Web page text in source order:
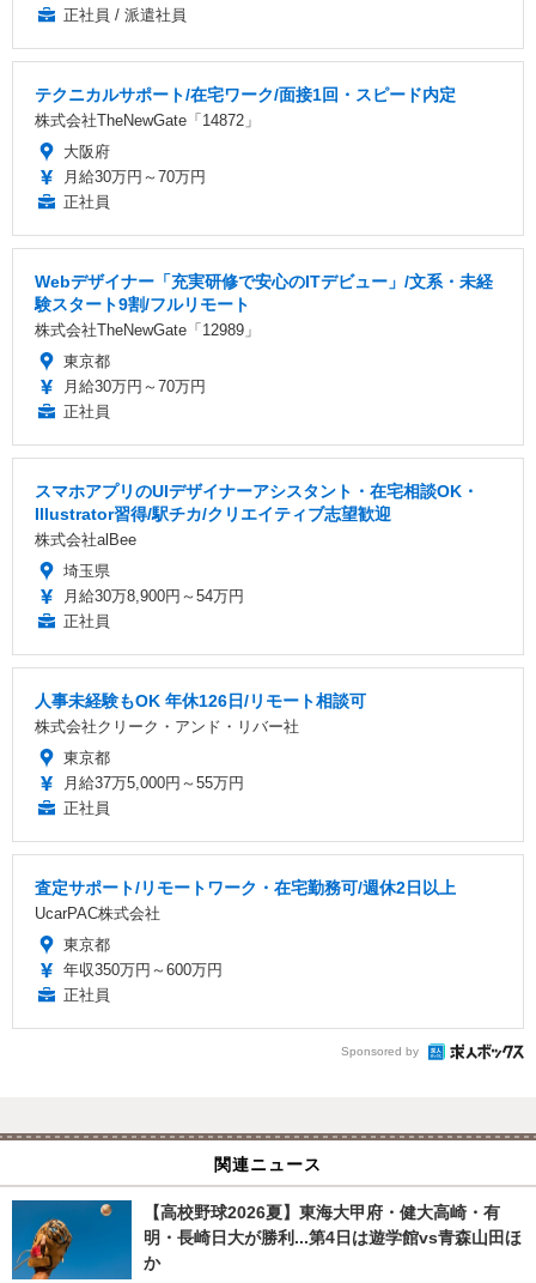
正社員 / 派遣社員
テクニカルサポート/在宅ワーク/面接1回・スピード内定
株式会社TheNewGate「14872」
大阪府
月給30万円～70万円
正社員
Webデザイナー「充実研修で安心のITデビュー」/文系・未経
験スタート9割/フルリモート
株式会社TheNewGate「12989」
東京都
月給30万円～70万円
正社員
スマホアプリのUIデザイナーアシスタント・在宅相談OK・
Illustrator習得/駅チカ/クリエイティブ志望歓迎
株式会社alBee
埼玉県
月給30万8,900円～54万円
正社員
人事未経験もOK 年休126日/リモート相談可
株式会社クリーク・アンド・リバー社
東京都
月給37万5,000円～55万円
正社員
査定サポート/リモートワーク・在宅勤務可/週休2日以上
UcarPAC株式会社
東京都
年収350万円～600万円
正社員
Sponsored by
関連ニュース
【高校野球2026夏】東海大甲府・健大高崎・有
明・長崎日大が勝利...第4日は遊学館vs青森山田ほ
か